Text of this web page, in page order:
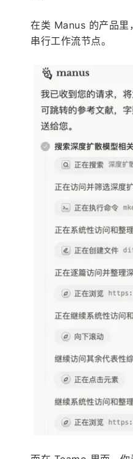
在类 Manus 的产品里
串行工作流节点。